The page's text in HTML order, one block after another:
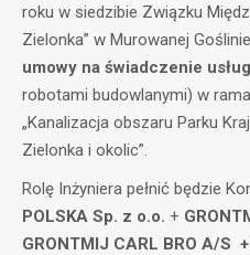
roku w siedzibie Związku
Zielonka” w Murowanej Goślinie
umowy na świadczenie
robotami budowlanymi) w
„Kanalizacja obszaru Parku
Zielonka i okolic”.
Rolę Inżyniera pełnić będzie
POLSKA Sp. z o.o. +
GRONTMIJ CARL BRO A/S